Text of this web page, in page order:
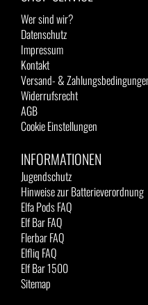
Wer sind wir?
Datenschutz
Impressum
Kontakt
Versand- &
Widerrufsrecht
AGB
Cookie Einstellungen
INFORMATIONEN
Jugendschutz
Hinweise zur Batterieverordnung
Elfa Pods FAQ
Elf Bar FAQ
Flerbar FAQ
Elfliq FAQ
Elf Bar 1500
Sitemap